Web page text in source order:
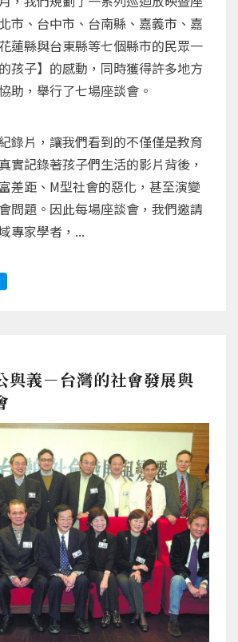
市、台中市、台南縣、嘉義市、嘉
蓮縣與台東縣等七個縣市的民眾一
孩子】的感動，同時獲得許多地方
助，舉行了七場座談會。
錄片，讓我們看到的不僅僅是教育
實記錄著孩子們生活的影片背後，
差距、M型社會的惡化，甚至演變
問題。因此每場座談會，我們邀請
專家學者，...
與義－台灣的社會發展與